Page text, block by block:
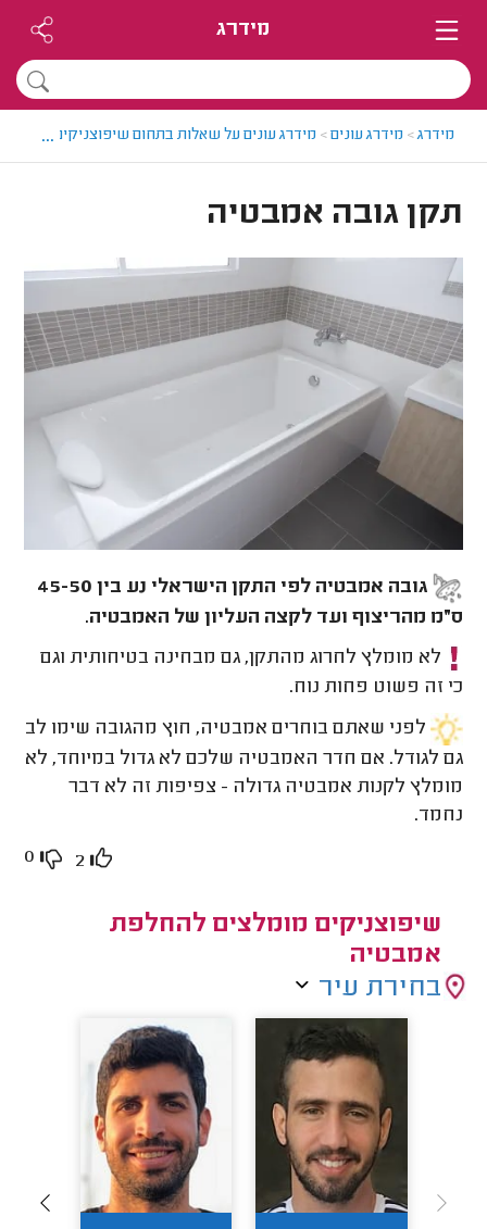
מידרג
מידרג> מידרג עונים> מידרג עונים על שאלות בתחום שיפוצניקים >
...
תקן גובה אמבטיה
גובה אמבטיה לפי התקן הישראלי נע בין 45-50
ס״מ מהריצוף ועד לקצה העליון של האמבטיה.
לא מומלץ לחרוג מהתקן, גם מבחינה בטיחותית וגם
כי זה פשוט פחות נוח.
לפני שאתם בוחרים אמבטיה, חוץ מהגובה שימו לב
גם לגודל. אם חדר האמבטיה שלכם לא גדול במיוחד, לא
מומלץ לקנות אמבטיה גדולה - צפיפות זה לא דבר
נחמד.
2
0
שיפוצניקים מומלצים להחלפת
אמבטיה
בחירת עיר